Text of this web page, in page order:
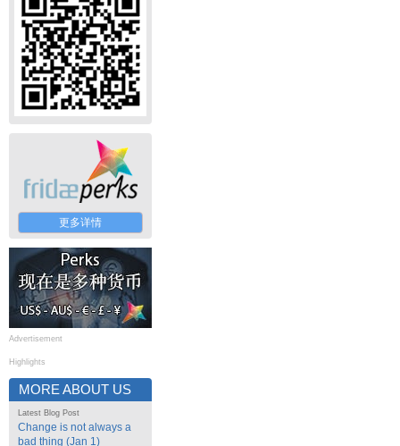
更多详情
Advertisement
Highlights
MORE ABOUT US
Latest Blog Post
Change is not always a
bad thing (Jan 1)